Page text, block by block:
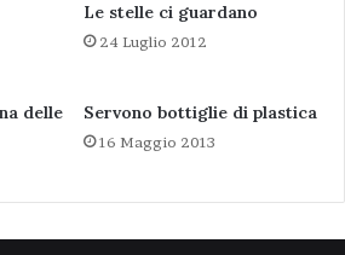
Le stelle ci guardano
24 Luglio 2012
delle
Servono bottiglie di plastica
16 Maggio 2013